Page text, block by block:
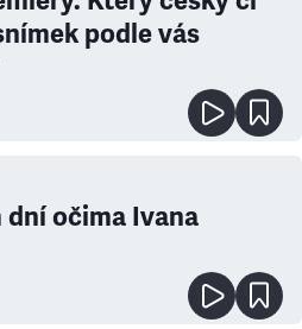
podle vás
očima Ivana